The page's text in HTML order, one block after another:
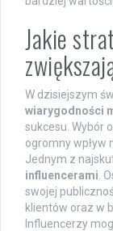
Jakie
W dzisiejszym
wiarygodności
sukcesu. Wybór
ogromny wpływ
Jednym z
influencerami .
swojej
klientów oraz w
Influencerzy